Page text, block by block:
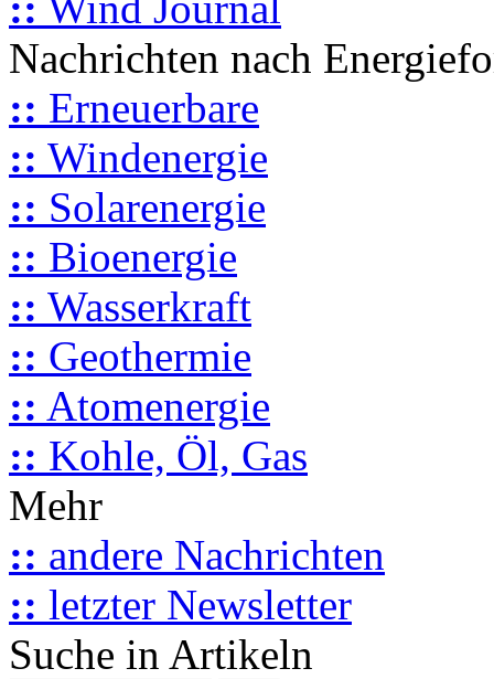
Nachrichten nach
:: Erneuerbare
:: Windenergie
:: Solarenergie
:: Bioenergie
:: Wasserkraft
:: Geothermie
:: Atomenergie
:: Kohle, Öl, Gas
Mehr
:: andere Nachrichten
:: letzter Newsletter
Suche in Artikeln